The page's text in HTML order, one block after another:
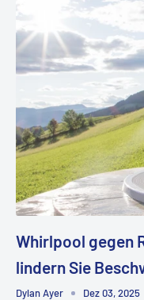
Whirlpool gegen
lindern Sie
Dylan Ayer Dez 03, 2025